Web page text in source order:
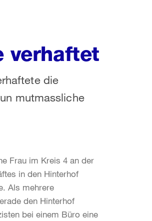
verhaftet
die
mutmassliche
Frau im Kreis 4 an der
in den Hinterhof
Als mehrere
den Hinterhof
bei einem Büro eine